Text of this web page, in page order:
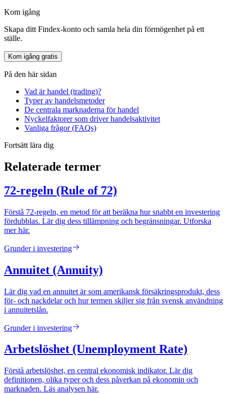
Kom igång
Skapa ditt Findex-konto och samla hela din förmögenhet på ett
ställe.
Kom igång gratis
På den här sidan
Vad är handel (trading)?
Typer av handelsmetoder
De centrala marknaderna för handel
Nyckelfaktorer som driver handelsaktivitet
Vanliga frågor (FAQs)
Fortsätt lära dig
Relaterade termer
72-regeln (Rule of 72)
Förstå 72-regeln, en metod för att beräkna hur snabbt en investering
fördubblas. Lär dig dess tillämpning och begränsningar. Utforska
mer här.
Grunder i investering
Annuitet (Annuity)
Lär dig vad en annuitet är som amerikansk försäkringsprodukt, dess
för- och nackdelar och hur termen skiljer sig från svensk användning
i annuitetslån.
Grunder i investering
Arbetslöshet (Unemployment Rate)
Förstå arbetslöshet, en central ekonomisk indikator. Lär dig
definitionen, olika typer och dess påverkan på ekonomin och
marknaden. Läs analysen här.